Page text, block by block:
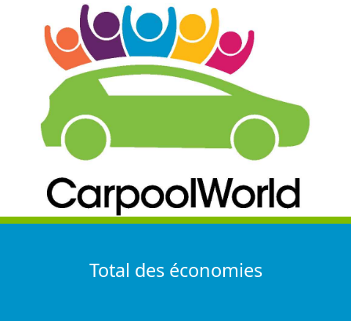
Total des économies